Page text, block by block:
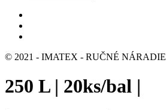
© 2021 - IMATEX - RUČNÉ NÁRADIE
250 L | 20ks/bal |